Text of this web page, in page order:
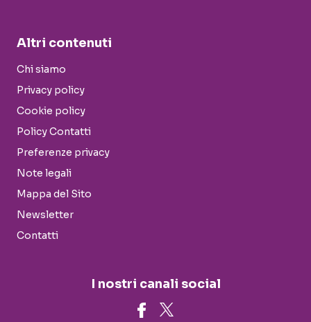
Altri contenuti
Chi siamo
Privacy policy
Cookie policy
Policy Contatti
Preferenze privacy
Note legali
Mappa del Sito
Newsletter
Contatti
I nostri canali social